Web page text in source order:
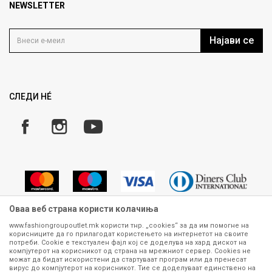
Продавница
Кариера
Политика на приватност
Како да купите
Замена и рефундација на производи
Плаќање
NEWSLETTER
Најави се
СЛЕДИ НÉ
Сите информации околу производите кои се изложени на нашата
онлајн продавница се стремиме да бидат конкретни, точни и прецизни,
меѓутоа не можеме да гарантираме дека се без ниту една грешка или
Оваа веб страна користи колачиња
www.fashiongroupoutlet.mk користи тнр. „cookies“ за да им помогне на
корисниците да го прилагодат користењето на интернетот на своите
потреби. Cookie е текстуален фајл кој се доделува на хард дискот на
компјутерот на корисникот од страна на мрежниот сервер. Cookies не
можат да бидат искористени да стартуваат програм или да пренесат
вирус до компјутерот на корисникот. Тие се доделуваат единствено на